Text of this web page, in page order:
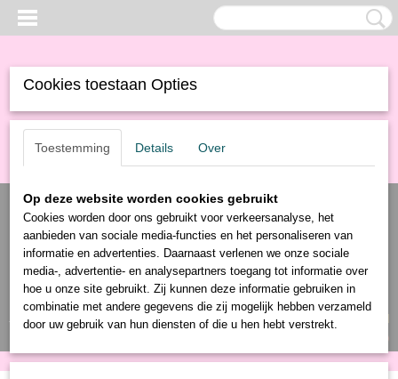
Inloggen Registreren
UW WINKELWAGEN
(0)
Cookies toestaan Opties
Toestemming Details Over
Op deze website worden cookies gebruikt
Cookies worden door ons gebruikt voor verkeersanalyse, het
aanbieden van sociale media-functies en het personaliseren van
informatie en advertenties. Daarnaast verlenen we onze sociale
media-, advertentie- en analysepartners toegang tot informatie over
hoe u onze site gebruikt. Zij kunnen deze informatie gebruiken in
combinatie met andere gegevens die zij mogelijk hebben verzameld
door uw gebruik van hun diensten of die u hen hebt verstrekt.